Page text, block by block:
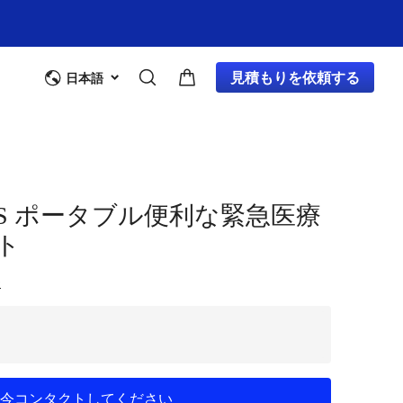
日本語 見積もりを依頼する
ポータブル便利な緊急医療
今コンタクトしてください